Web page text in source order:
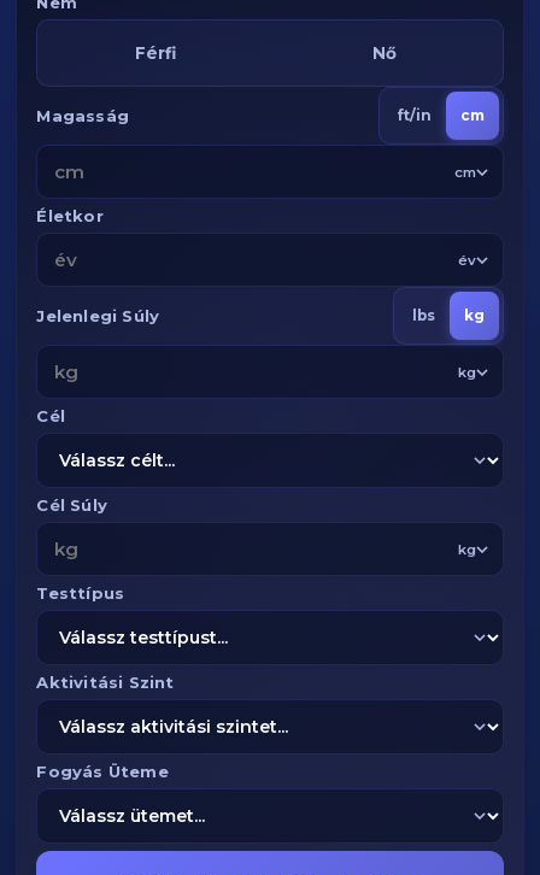
Férfi Nő
Magasság ft/in cm
cm
Életkor
év
Jelenlegi Súly lbs kg
kg
Cél
Cél Súly
kg
Testtípus
Aktivitási Szint
Fogyás Üteme